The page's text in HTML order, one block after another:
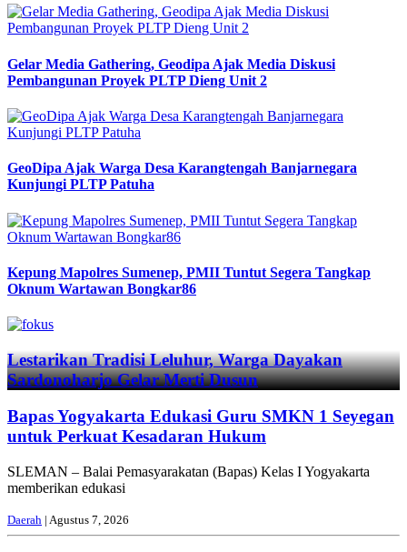
Gelar Media Gathering, Geodipa Ajak Media Diskusi
Pembangunan Proyek PLTP Dieng Unit 2
GeoDipa Ajak Warga Desa Karangtengah Banjarnegara
Kunjungi PLTP Patuha
Kepung Mapolres Sumenep, PMII Tuntut Segera Tangkap
Oknum Wartawan Bongkar86
Previous
Next
Lestarikan Tradisi Leluhur, Warga Dayakan
Sardonoharjo Gelar Merti Dusun
Bapas Yogyakarta Edukasi Guru SMKN 1 Seyegan
untuk Perkuat Kesadaran Hukum
SLEMAN – Balai Pemasyarakatan (Bapas) Kelas I Yogyakarta
memberikan edukasi
Daerah | Agustus 7, 2026